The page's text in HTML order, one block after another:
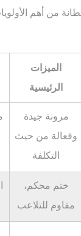
من أهم
الميزات
الرئيسية
مرونة جيدة
وفعالة من حيث
التكلفة
ختم محكم،
مقاوم للتلاعب